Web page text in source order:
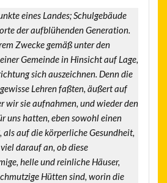
eines Landes; Schulgebäude
der aufblühenden Generation.
Zwecke gemäß unter den
Gemeinde in Hinsicht auf Lage,
sich auszeichnen. Denn die
Lehren faßten, äußert auf
wir sie aufnahmen, und wieder den
uns hatten, eben sowohl einen
als auf die körperliche Gesundheit,
darauf an, ob diese
helle und reinliche Häuser,
Hütten sind, worin die